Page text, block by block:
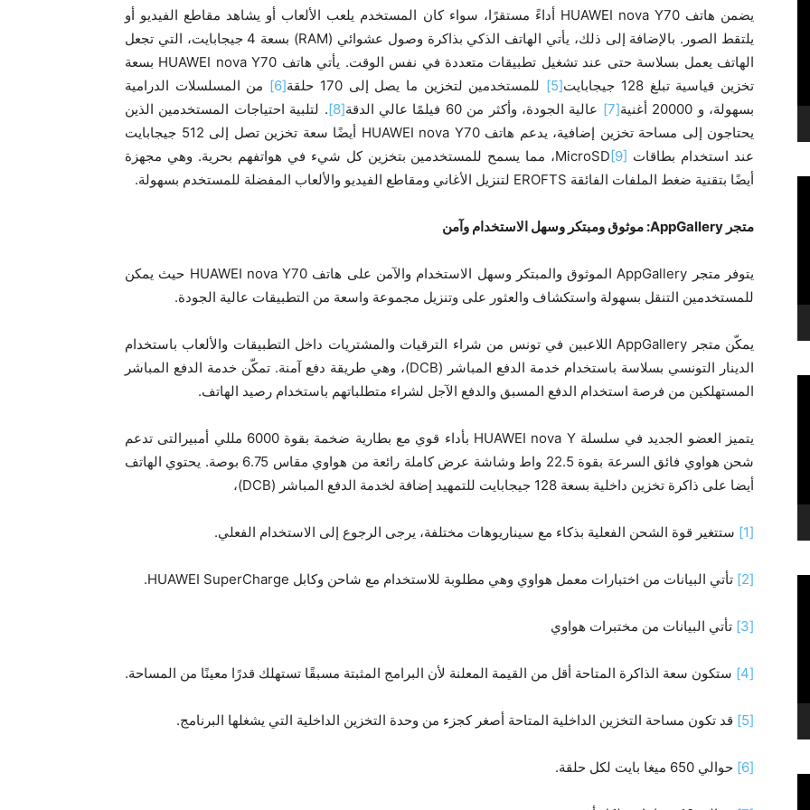
يضمن هاتف HUAWEI nova Y70 أداءً مستقرًا، سواء كان المستخدم يلعب الألعاب أو يشاهد مقاطع الفيديو أو
يلتقط الصور. بالإضافة إلى ذلك، يأتي الهاتف الذكي بذاكرة وصول عشوائي (RAM) بسعة 4 جيجابايت، التي تجعل
الهاتف يعمل بسلاسة حتى عند تشغيل تطبيقات متعددة في نفس الوقت. يأتي هاتف HUAWEI nova Y70 بسعة
تخزين قياسية تبلغ 128 جيجابايت
[5] للمستخدمين لتخزين ما يصل إلى 170 حلقة [6]
من المسلسلات الدرامية
بسهولة، و 20000 أغنية
[7] عالية الجودة، وأكثر من 60 فيلمًا عالي الدقة [8]
. لتلبية احتياجات المستخدمين الذين
يحتاجون إلى مساحة تخزين إضافية، يدعم هاتف HUAWEI nova Y70 أيضًا سعة تخزين تصل إلى 512 جيجابايت
عند استخدام بطاقات MicroSD [9]
، مما يسمح للمستخدمين بتخزين كل شيء في هواتفهم بحرية. وهي مجهزة
أيضًا بتقنية ضغط الملفات الفائقة EROFTS لتنزيل الأغاني ومقاطع الفيديو والألعاب المفضلة للمستخدم بسهولة.
متجر AppGallery: موثوق ومبتكر وسهل الاستخدام وآمن
يتوفر متجر AppGallery الموثوق والمبتكر وسهل الاستخدام والآمن على هاتف HUAWEI nova Y70 حيث يمكن
للمستخدمين التنقل بسهولة واستكشاف والعثور على وتنزيل مجموعة واسعة من التطبيقات عالية الجودة.
يمكّن متجر AppGallery اللاعبين في تونس من شراء الترقيات والمشتريات داخل التطبيقات والألعاب باستخدام
الدينار التونسي بسلاسة باستخدام خدمة الدفع المباشر (DCB)، وهي طريقة دفع آمنة. تمكّن خدمة الدفع المباشر
المستهلكين من فرصة استخدام الدفع المسبق والدفع الآجل لشراء متطلباتهم باستخدام رصيد الهاتف.
يتميز العضو الجديد في سلسلة HUAWEI nova Y بأداء قوي مع بطارية ضخمة بقوة 6000 مللي أمبيرالتى تدعم
شحن هواوي فائق السرعة بقوة 22.5 واط وشاشة عرض كاملة رائعة من هواوي مقاس 6.75 بوصة. يحتوي الهاتف
أيضا على ذاكرة تخزين داخلية بسعة 128 جيجابايت للتمهيد إضافة لخدمة الدفع المباشر (DCB)،
[1] ستتغير قوة الشحن الفعلية بذكاء مع سيناريوهات مختلفة، يرجى الرجوع إلى الاستخدام الفعلي.
[2] تأتي البيانات من اختبارات معمل هواوي وهي مطلوبة للاستخدام مع شاحن وكابل HUAWEI SuperCharge.
[3] تأتي البيانات من مختبرات هواوي
[4] ستكون سعة الذاكرة المتاحة أقل من القيمة المعلنة لأن البرامج المثبتة مسبقًا تستهلك قدرًا معينًا من المساحة.
[5] قد تكون مساحة التخزين الداخلية المتاحة أصغر كجزء من وحدة التخزين الداخلية التي يشغلها البرنامج.
[6] حوالي 650 ميغا بايت لكل حلقة.